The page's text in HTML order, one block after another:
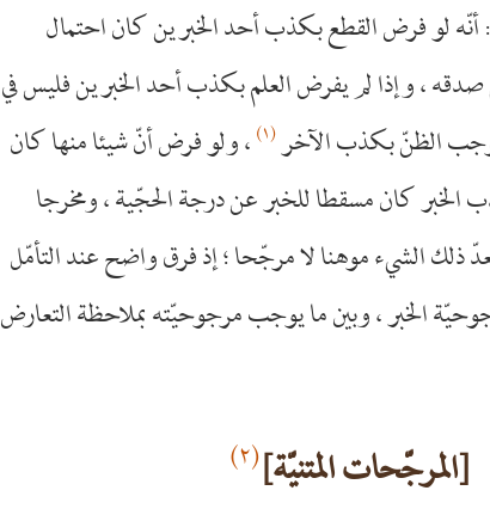
: أنّه لو فرض القطع بكذب أحد الخبرين كان احتمال
، وإذا لم يفرض العلم بكذب أحد الخبرين فليس في
الظنّ بكذب الآخر(١) ، ولو فرض أنّ شيئا منها كان
الخبر كان مسقطا للخبر عن درجة الحجّية ، ومخرجا
ذلك الشيء موهنا لا مرجّحا ؛ إذ فرق واضح عند التأمّل
الخبر ، وبين ما يوجب مرجوحيّته بملاحظة التعارض
[المرجّحات المتنيّة](٢)